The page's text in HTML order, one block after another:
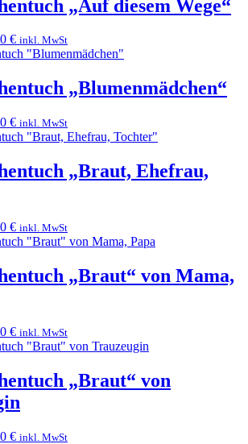
„Auf diesem Wege“
€ inkl. MwSt
„Blumenmädchen“
€ inkl. MwSt
„Braut, Ehefrau,
€ inkl. MwSt
„Braut“ von Mama,
€ inkl. MwSt
„Braut“ von
€ inkl. MwSt